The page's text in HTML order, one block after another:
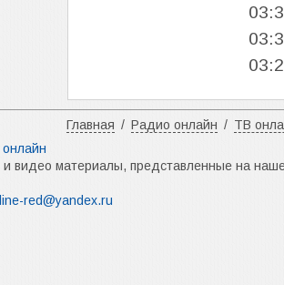
Главная / Радио онлайн / ТВ
и видео материалы, представленные на
red@yandex.ru